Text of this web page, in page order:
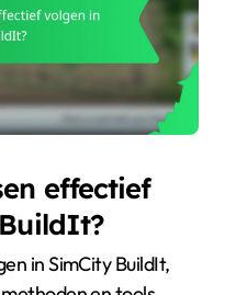
effectief
in SimCity BuildIt,